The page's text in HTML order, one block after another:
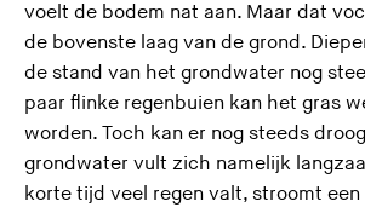
voelt de bodem nat aan. Maar dat
de bovenste laag van de grond.
de stand van het grondwater nog
paar flinke regenbuien kan het gras
worden. Toch kan er nog steeds
grondwater vult zich namelijk
korte tijd veel regen valt, stroomt